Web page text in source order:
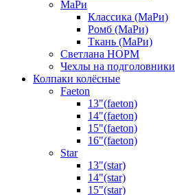
МаРи
Классика (МаРи)
Ромб (МаРи)
Ткань (МаРи)
Светлана НОРМ
Чехлы на подголовники
Колпаки колёсные
Faeton
13"(faeton)
14"(faeton)
15"(faeton)
16"(faeton)
Star
13"(star)
14"(star)
15"(star)